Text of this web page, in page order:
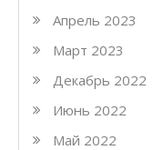
Апрель 2023
Март 2023
Декабрь 2022
Июнь 2022
Май 2022